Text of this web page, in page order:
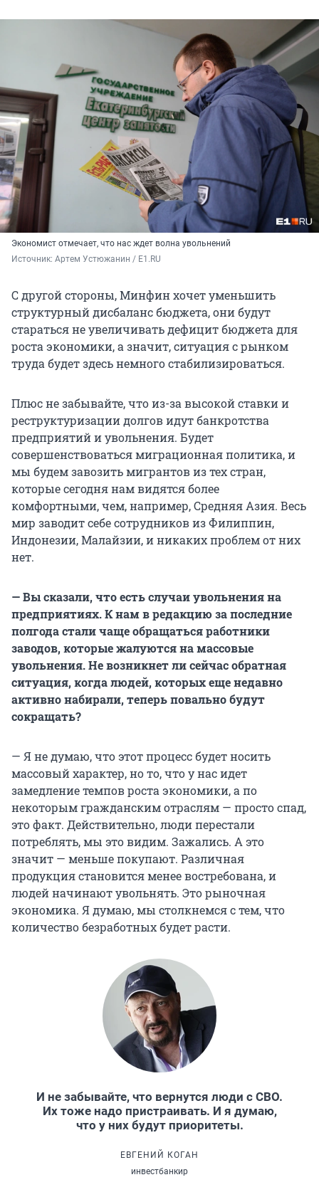
Экономист отмечает, что нас ждет волна увольнений
Источник: Артем Устюжанин / E1.RU
С другой стороны, Минфин хочет уменьшить
структурный дисбаланс бюджета, они будут
стараться не увеличивать дефицит бюджета для
роста экономики, а значит, ситуация с рынком
труда будет здесь немного стабилизироваться.
Плюс не забывайте, что из-за высокой ставки и
реструктуризации долгов идут банкротства
предприятий и увольнения. Будет
совершенствоваться миграционная политика, и
мы будем завозить мигрантов из тех стран,
которые сегодня нам видятся более
комфортными, чем, например, Средняя Азия. Весь
мир заводит себе сотрудников из Филиппин,
Индонезии, Малайзии, и никаких проблем от них
нет.
— Вы сказали, что есть случаи увольнения на
предприятиях. К нам в редакцию за последние
полгода стали чаще обращаться работники
заводов, которые жалуются на массовые
увольнения. Не возникнет ли сейчас обратная
ситуация, когда людей, которых еще недавно
активно набирали, теперь повально будут
сокращать?
— Я не думаю, что этот процесс будет носить
массовый характер, но то, что у нас идет
замедление темпов роста экономики, а по
некоторым гражданским отраслям — просто спад,
это факт. Действительно, люди перестали
потреблять, мы это видим. Зажались. А это
значит — меньше покупают. Различная
продукция становится менее востребована, и
людей начинают увольнять. Это рыночная
экономика. Я думаю, мы столкнемся с тем, что
количество безработных будет расти.
И не забывайте, что вернутся люди с СВО.
Их тоже надо пристраивать. И я думаю,
что у них будут приоритеты.
ЕВГЕНИЙ КОГАН
инвестбанкир